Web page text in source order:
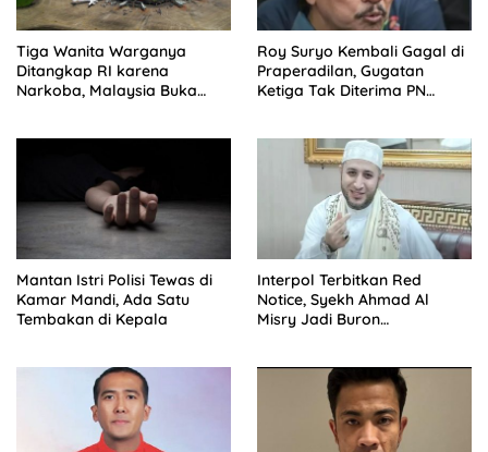
Tiga Wanita Warganya
Ditangkap RI karena
Narkoba, Malaysia Buka
Roy Suryo Kembali Gagal di
Praperadilan, Gugatan
Ketiga Tak Diterima PN
Mantan Istri Polisi Tewas di
Kamar Mandi, Ada Satu
Tembakan di Kepala
Interpol Terbitkan Red
Notice, Syekh Ahmad Al
Misry Jadi Buron